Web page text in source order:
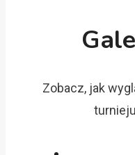
Zobacz, jak